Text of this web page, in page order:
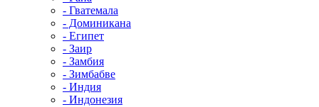
- Гватемала
- Доминикана
- Египет
- Заир
- Замбия
- Зимбабве
- Индия
- Индонезия